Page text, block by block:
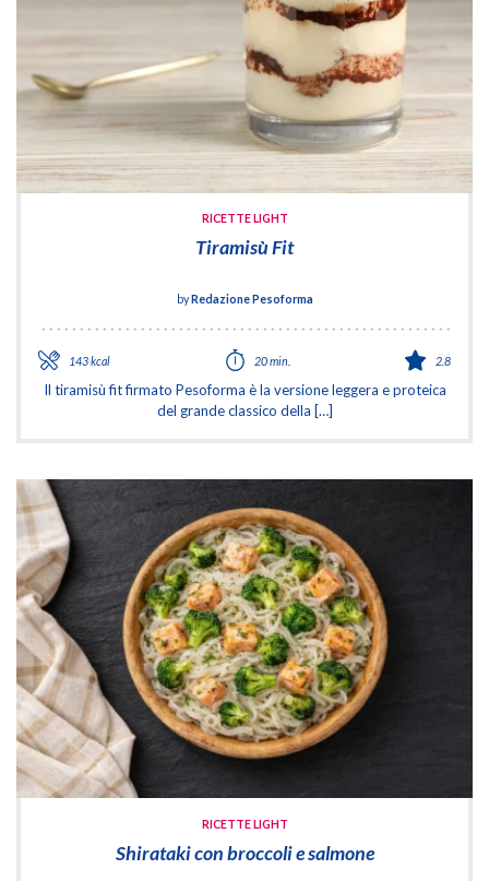
RICETTE LIGHT
Tiramisù Fit
byRedazione Pesoforma
143 kcal 20 min. 2.8
Il tiramisù fit firmato Pesoforma è la versione leggera e proteica
del grande classico della […]
RICETTE LIGHT
Shirataki con broccoli e salmone